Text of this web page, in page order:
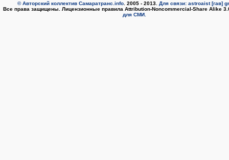
© Авторский коллектив Самаратранс.info. 2005 - 2013. Для связи: astroaist [гав]
Все права защищены. Лицензионные правила Attribution-Noncommercial-Share Alike
для СМИ.